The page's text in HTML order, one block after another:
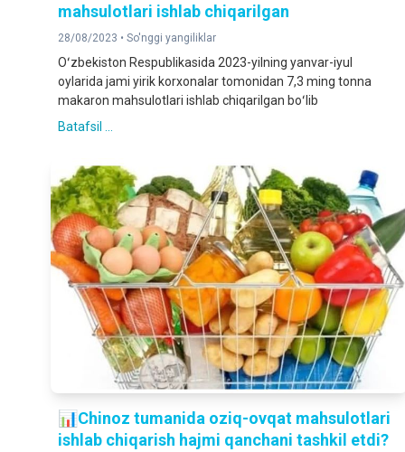
mahsulotlari ishlab chiqarilgan
28/08/2023 • So'nggi yangiliklar
Oʻzbekiston Respublikasida 2023-yilning yanvar-iyul
oylarida jami yirik korxonalar tomonidan 7,3 ming tonna
makaron mahsulotlari ishlab chiqarilgan boʻlib
Batafsil ...
📊Chinoz tumanida oziq-ovqat mahsulotlari
ishlab chiqarish hajmi qanchani tashkil etdi?